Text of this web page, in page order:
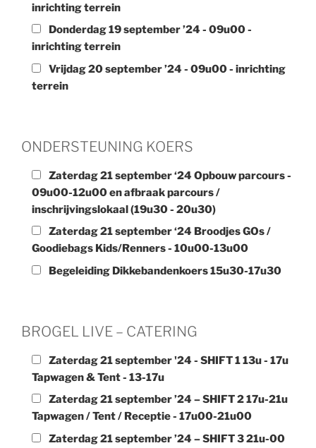
inrichting terrein
Donderdag 19 september ’24 - 09u00 -
inrichting terrein
Vrijdag 20 september ’24 - 09u00 - inrichting
terrein
ONDERSTEUNING KOERS
Zaterdag 21 september ‘24 Opbouw parcours -
09u00-12u00 en afbraak parcours /
inschrijvingslokaal (19u30 - 20u30)
Zaterdag 21 september ‘24 Broodjes GOs /
Goodiebags Kids/Renners - 10u00-13u00
Begeleiding Dikkebandenkoers 15u30-17u30
BROGEL LIVE – CATERING
Zaterdag 21 september '24 - SHIFT 1 13u - 17u
Tapwagen & Tent - 13-17u
Zaterdag 21 september ’24 – SHIFT 2 17u-21u
Tapwagen / Tent / Receptie - 17u00-21u00
Zaterdag 21 september ’24 – SHIFT 3 21u-00